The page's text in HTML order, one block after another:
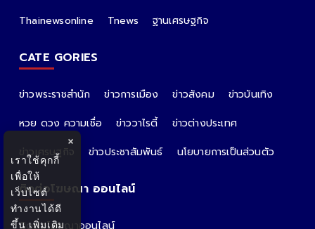
Thainewsonline
Tnews ฐานเศรษฐกิจ
CATE GORIES
ข่าวพระราชสำนัก ข่าวการเมือง ข่าวสังคม
ข่าวบันเทิง
หวย ดวง ความเชื่อ
ข่าววาไรตี้
ข่าวต่างประเทศ
ข่าวเศรษฐกิจ
ข่าวประชาสัมพันธ์ นโยบายการเป็นส่วนตัว
ติดต่อโฆษณา ออนไลน์
ติดต่อโฆษณาออนไลน์
×
เราใช้คุกกี้
เพื่อให้
เว็บไซต์
ทำงานได้ดี
ขึ้นเพิ่มเติม